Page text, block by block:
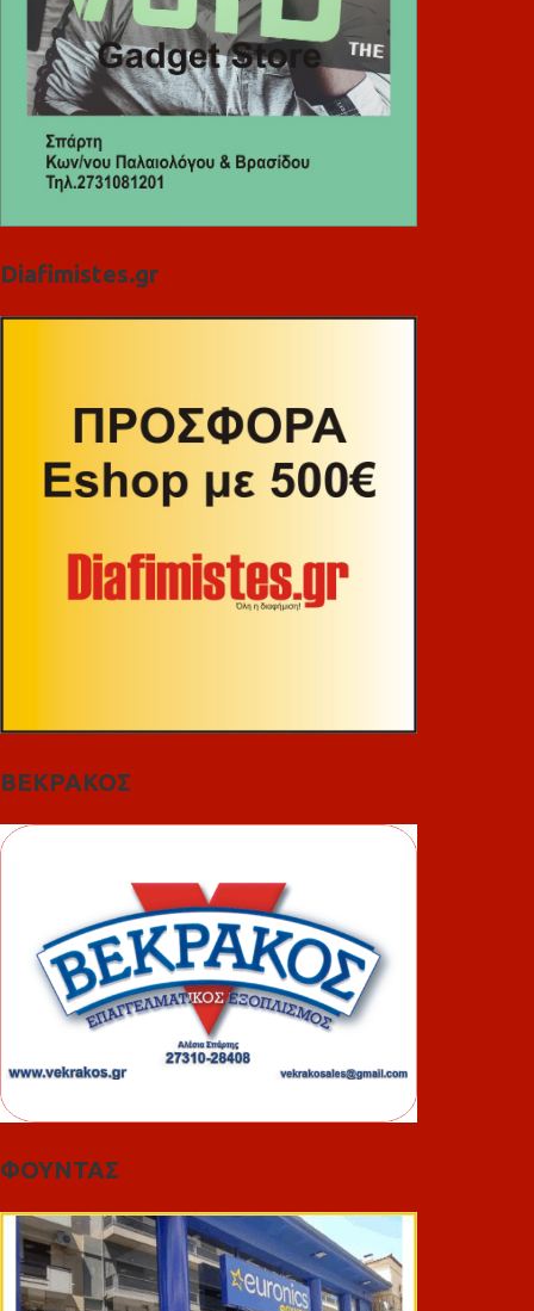
Diafimistes.gr
ΒΕΚΡΑΚΟΣ
ΦΟΥΝΤΑΣ